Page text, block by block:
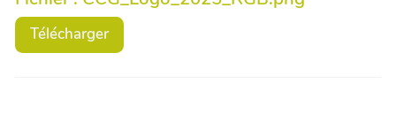
Télécharger